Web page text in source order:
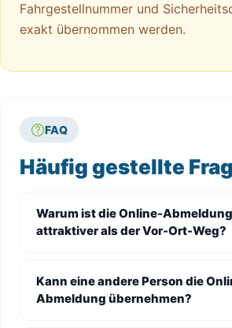
Fahrgestellnummer und
exakt übernommen werden.
FAQ
Häufig gestellte
Warum ist die Online-
attraktiver als der Vor-Ort-Weg?
Kann eine andere Person die
Abmeldung übernehmen?